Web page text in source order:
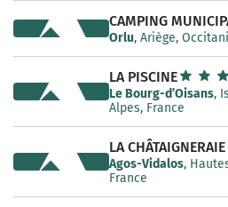
CAMPING
Orlu, Ariège,
LA PISCINE
Le Bourg-d’Oisans,
Alpes, France
LA CHÂTAIGNERAIE
Agos-Vidalos,
France